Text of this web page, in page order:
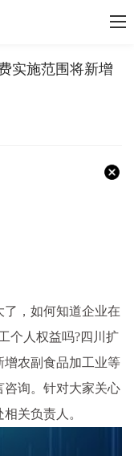
实施范围将新增
，如何知道企业在
个人权益吗?四川扩
增农副食品加工业等
咨询。针对大家关心
关负责人。